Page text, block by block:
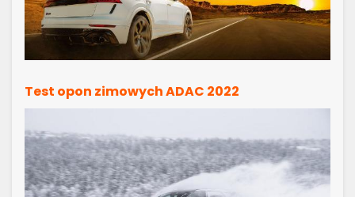
Test opon zimowych ADAC 2022